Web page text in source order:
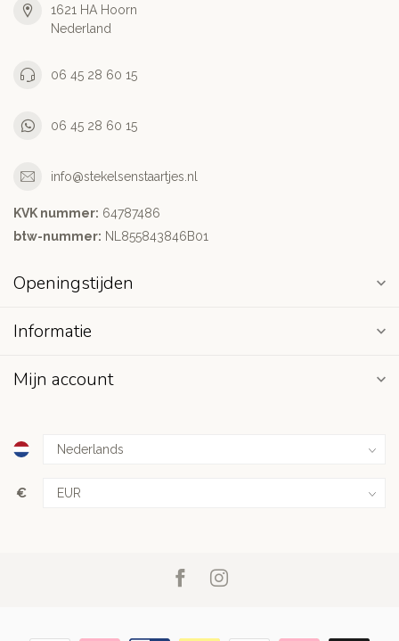
1621 HA Hoorn
Nederland
06 45 28 60 15
06 45 28 60 15
info@stekelsenstaartjes.nl
KVK nummer: 64787486
btw-nummer: NL855843846B01
Openingstijden
Informatie
Mijn account
€